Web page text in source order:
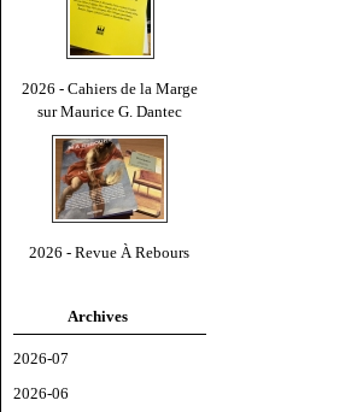
2026 - Cahiers de la Marge
sur Maurice G. Dantec
2026 - Revue À Rebours
Archives
2026-07
2026-06